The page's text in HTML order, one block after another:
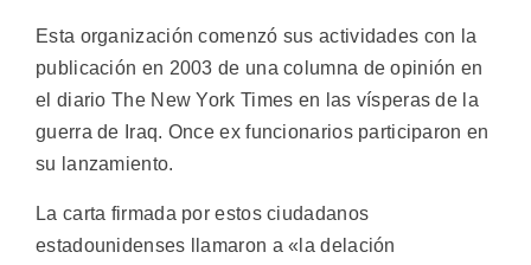
Esta organización comenzó sus actividades con la
publicación en 2003 de una columna de opinión en
el diario The New York Times en las vísperas de la
guerra de Iraq. Once ex funcionarios participaron en
su lanzamiento.
La carta firmada por estos ciudadanos
estadounidenses llamaron a «la delación